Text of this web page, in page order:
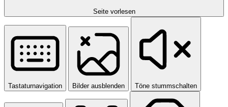
Seite vorlesen
Tastaturnavigation Bilder ausblenden Töne stummschalten